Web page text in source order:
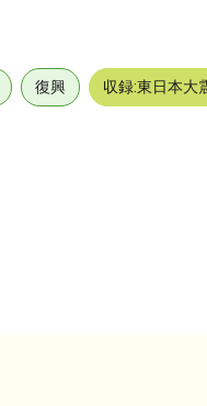
復興 収録:東日本大